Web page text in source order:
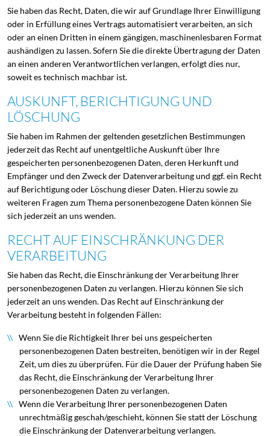
Sie haben das Recht, Daten, die wir auf Grundlage Ihrer Einwilligung
oder in Erfüllung eines Vertrags automatisiert verarbeiten, an sich
oder an einen Dritten in einem gängigen, maschinenlesbaren Format
aushändigen zu lassen. Sofern Sie die direkte Übertragung der Daten
an einen anderen Verantwortlichen verlangen, erfolgt dies nur,
soweit es technisch machbar ist.
AUSKUNFT, BERICHTIGUNG UND
LÖSCHUNG
Sie haben im Rahmen der geltenden gesetzlichen Bestimmungen
jederzeit das Recht auf unentgeltliche Auskunft über Ihre
gespeicherten personenbezogenen Daten, deren Herkunft und
Empfänger und den Zweck der Datenverarbeitung und ggf. ein Recht
auf Berichtigung oder Löschung dieser Daten. Hierzu sowie zu
weiteren Fragen zum Thema personenbezogene Daten können Sie
sich jederzeit an uns wenden.
RECHT AUF EINSCHRÄNKUNG DER
VERARBEITUNG
Sie haben das Recht, die Einschränkung der Verarbeitung Ihrer
personenbezogenen Daten zu verlangen. Hierzu können Sie sich
jederzeit an uns wenden. Das Recht auf Einschränkung der
Verarbeitung besteht in folgenden Fällen:
Wenn Sie die Richtigkeit Ihrer bei uns gespeicherten
personenbezogenen Daten bestreiten, benötigen wir in der Regel
Zeit, um dies zu überprüfen. Für die Dauer der Prüfung haben Sie
das Recht, die Einschränkung der Verarbeitung Ihrer
personenbezogenen Daten zu verlangen.
Wenn die Verarbeitung Ihrer personenbezogenen Daten
unrechtmäßig geschah/geschieht, können Sie statt der Löschung
die Einschränkung der Datenverarbeitung verlangen.